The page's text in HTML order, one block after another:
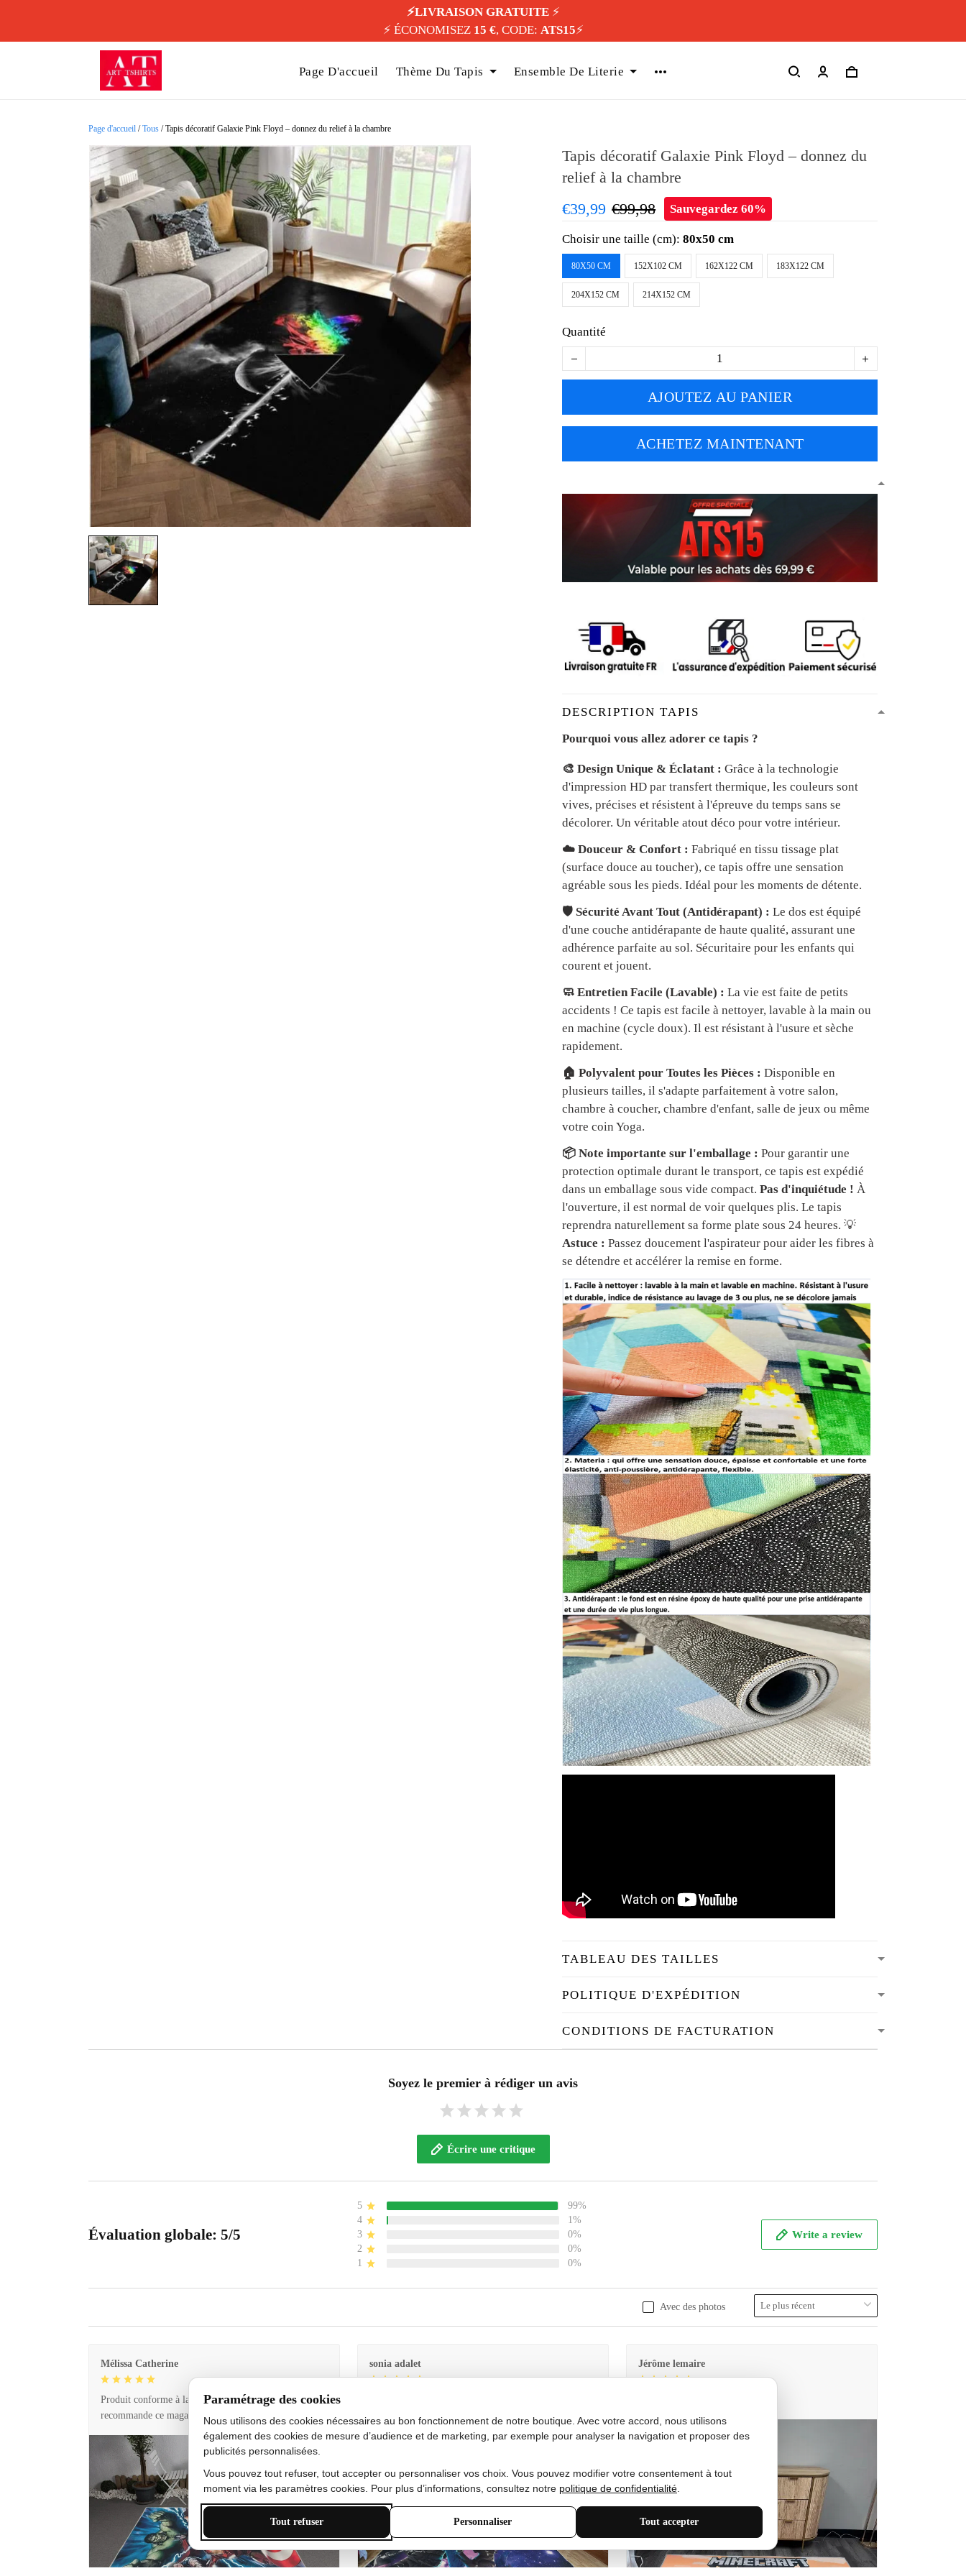
⚡️LIVRAISON GRATUITE⚡️
⚡️ ÉCONOMISEZ 15 €, CODE: ATS15⚡️
Page D'accueil Thème Du Tapis Ensemble De Literie
Page d'accueil /Tous /Tapis décoratif Galaxie Pink Floyd – donnez du relief à la chambre
Tapis décoratif Galaxie Pink Floyd – donnez du
relief à la chambre
€39,99 €99,98 Sauvegardez 60%
Choisir une taille (cm):80x50 cm
80X50 CM 152X102 CM 162X122 CM 183X122 CM
204X152 CM 214X152 CM
Quantité
AJOUTEZ AU PANIER
ACHETEZ MAINTENANT
DESCRIPTION TAPIS
Pourquoi vous allez adorer ce tapis ?
🎨 Design Unique & Éclatant : Grâce à la technologie
d'impression HD par transfert thermique, les couleurs sont
vives, précises et résistent à l'épreuve du temps sans se
décolorer. Un véritable atout déco pour votre intérieur.
☁️ Douceur & Confort : Fabriqué en tissu tissage plat
(surface douce au toucher), ce tapis offre une sensation
agréable sous les pieds. Idéal pour les moments de détente.
🛡️ Sécurité Avant Tout (Antidérapant) : Le dos est équipé
d'une couche antidérapante de haute qualité, assurant une
adhérence parfaite au sol. Sécuritaire pour les enfants qui
courent et jouent.
🧼 Entretien Facile (Lavable) : La vie est faite de petits
accidents ! Ce tapis est facile à nettoyer, lavable à la main ou
en machine (cycle doux). Il est résistant à l'usure et sèche
rapidement.
🏠 Polyvalent pour Toutes les Pièces : Disponible en
plusieurs tailles, il s'adapte parfaitement à votre salon,
chambre à coucher, chambre d'enfant, salle de jeux ou même
votre coin Yoga.
📦 Note importante sur l'emballage : Pour garantir une
protection optimale durant le transport, ce tapis est expédié
dans un emballage sous vide compact.Pas d'inquiétude ! À
l'ouverture, il est normal de voir quelques plis. Le tapis
reprendra naturellement sa forme plate sous 24 heures. 💡
Astuce : Passez doucement l'aspirateur pour aider les fibres à
se détendre et accélérer la remise en forme.
TABLEAU DES TAILLES
POLITIQUE D'EXPÉDITION
CONDITIONS DE FACTURATION
Soyez le premier à rédiger un avis
Écrire une critique
Évaluation globale: 5/5
5
99%
4
1%
3
0%
2
0%
1
0%
Write a review
Avec des photos
Mélissa Catherine
Produit conforme à la description et livraison rapide. Je
recommande ce magasin !
sonia adalet
bon état doux
Jérôme lemaire
Paramétrage des cookies
Nous utilisons des cookies nécessaires au bon fonctionnement de notre boutique. Avec votre accord, nous utilisons
également des cookies de mesure d’audience et de marketing, par exemple pour analyser la navigation et proposer des
publicités personnalisées.
Vous pouvez tout refuser, tout accepter ou personnaliser vos choix. Vous pouvez modifier votre consentement à tout
moment via les paramètres cookies. Pour plus d’informations, consultez notre politique de confidentialité
Tout refuser Personnaliser Tout accepter